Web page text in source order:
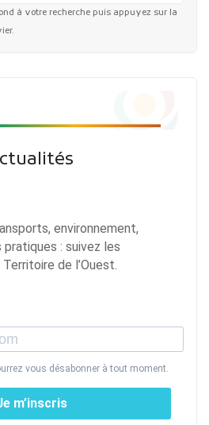
à votre recherche puis appuyez sur la
environnement,
: suivez les
de l’Ouest.
vous désabonner à tout moment.
m’inscris